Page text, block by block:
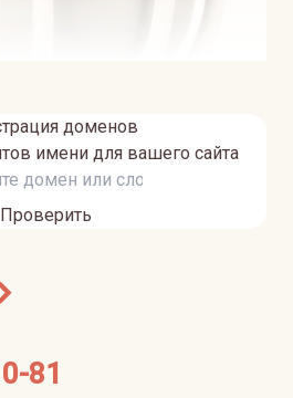
доменов
имени для вашего сайта
Проверить
81